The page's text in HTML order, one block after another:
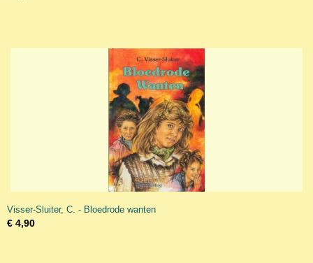
Visser-Sluiter, C. - Bloedrode wanten
€ 4,90